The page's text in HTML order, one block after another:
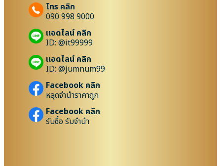
โทร คลิก
090 998 9000
แอดไลน์ คลิก
ID: @it99999
แอดไลน์ คลิก
ID: @jumnum99
Facebook คลิก
หลุดจำนำราคาถูก
Facebook คลิก
รับซื้อ รับจำนำ